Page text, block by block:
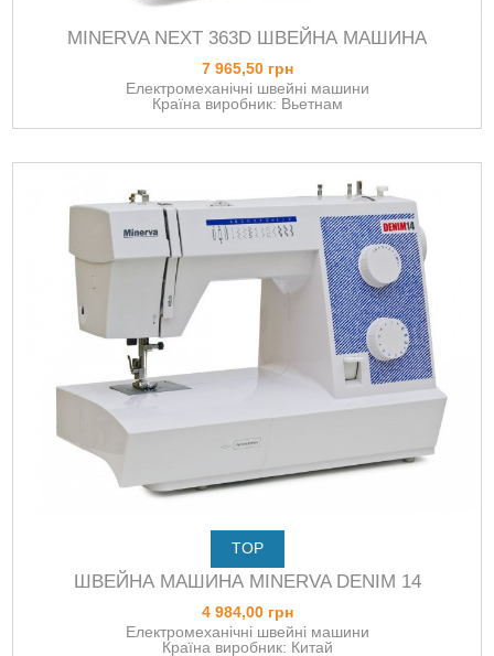
MINERVA NEXT 363D ШВЕЙНА МАШИНА
7 965,50 грн
Електромеханічні швейні машини
Країна виробник: Вьетнам
TOP
ШВЕЙНА МАШИНА MINERVA DENIM 14
4 984,00 грн
Електромеханічні швейні машини
Країна виробник: Китай